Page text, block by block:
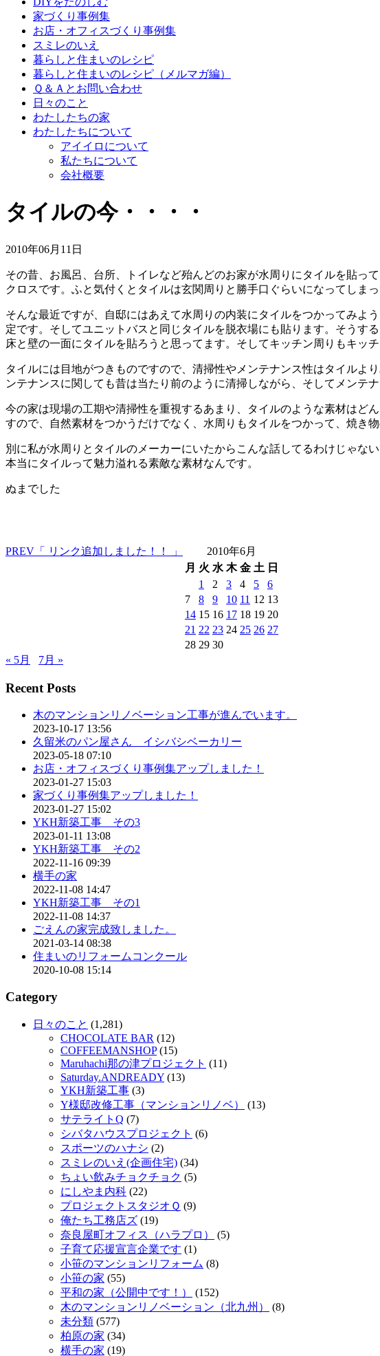
家づくり事例集
お店・オフィスづくり事例集
スミレのいえ
暮らしと住まいのレシピ
暮らしと住まいのレシピ（メルマガ編）
Ｑ＆Ａとお問い合わせ
日々のこと
わたしたちの家
わたしたちについて
アイイロについて
私たちについて
会社概要
タイルの今・・・・
2010年06月11日
その昔、お風呂、台所、トイレなど殆んどのお家が水周りにタイルを貼っ
クロスです。ふと気付くとタイルは玄関周りと勝手口ぐらいになってしまっ
そんな最近ですが、自邸にはあえて水周りの内装にタイルをつかってみよ
定です。そしてユニットバスと同じタイルを脱衣場にも貼ります。そうす
床と壁の一面にタイルを貼ろうと思ってます。そしてキッチン周りもキッ
タイルには目地がつきものですので、清掃性やメンテナンス性はタイルよ
ンテナンスに関しても昔は当たり前のように清掃しながら、そしてメンテ
今の家は現場の工期や清掃性を重視するあまり、タイルのような素材はど
すので、自然素材をつかうだけでなく、水周りもタイルをつかって、焼き
別に私が水周りとタイルのメーカーにいたからこんな話してるわけじゃない
本当にタイルって魅力溢れる素敵な素材なんです。
ぬまでした
PREV 「 リンク追加しました！！ 」
2010年6月
月 火 水 木 金 土 日
1
2 3 4 5
6
7
8 9 10 11 12 13
14 15 16 17 18 19 20
21 22 23 24 25 26 27
28 29 30
« 5月
7月 »
Recent Posts
木のマンションリノベーション工事が進んでいます。
2023-10-17 13:56
久留米のパン屋さん イシバシベーカリー
2023-05-18 07:10
お店・オフィスづくり事例集アップしました！
2023-01-27 15:03
家づくり事例集アップしました！
2023-01-27 15:02
YKH新築工事 その3
2023-01-11 13:08
YKH新築工事 その2
2022-11-16 09:39
横手の家
2022-11-08 14:47
YKH新築工事 その1
2022-11-08 14:37
ごえんの家完成致しました。
2021-03-14 08:38
住まいのリフォームコンクール
2020-10-08 15:14
Category
日々のこと (1,281)
CHOCOLATE BAR (12)
COFFEEMANSHOP(15)
Maruhachi那の津プロジェクト (11)
Saturday.ANDREADY (13)
YKH新築工事 (3)
Y様邸改修工事（マンションリノベ）
(13)
サテライトQ (7)
シバタハウスプロジェクト (6)
スポーツのハナシ (2)
スミレのいえ(企画住宅) (34)
ちょい飲みチョクチョク (5)
にしやま内科 (22)
プロジェクトスタジオＱ (9)
俺たち工務店ズ (19)
奈良屋町オフィス（ハラプロ）
(5)
子育て応援宣言企業です (1)
小笹のマンションリフォーム (8)
小笹の家 (55)
平和の家（公開中です！）
(152)
木のマンションリノベーション（北九州）
(8)
未分類 (577)
柏原の家 (34)
横手の家 (19)